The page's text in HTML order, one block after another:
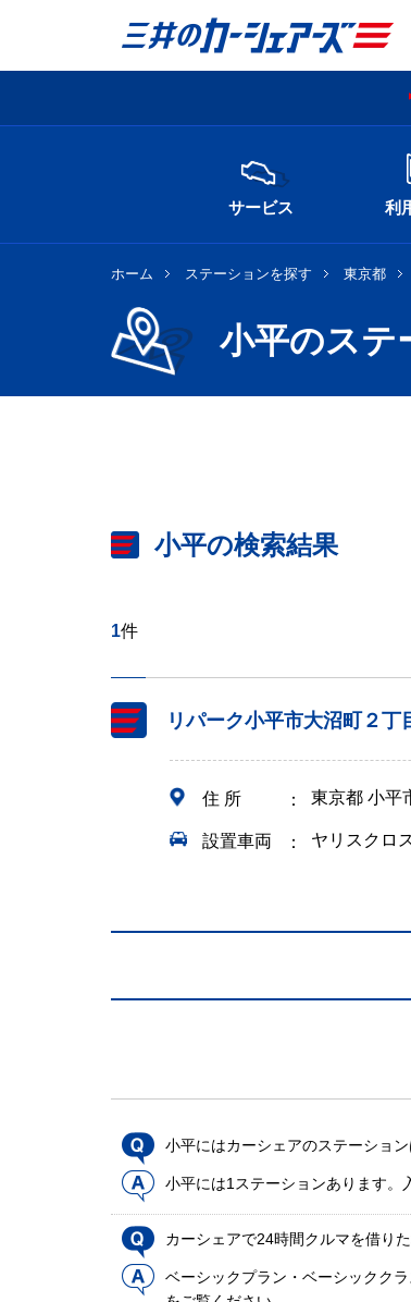
サービス 利
ホーム ステーションを探す 東京都
小平のステ
小平の検索結果
1件
リパーク小平市大沼町２丁
住 所 東京都 小平
設置車両 ヤリスクロ
小平にはカーシェアのステーショ
小平には1ステーションあります。
カーシェアで24時間クルマを借り
ベーシックプラン・ベーシックク